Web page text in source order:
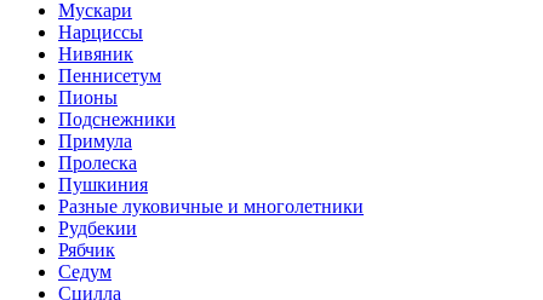
Мускари
Нарциссы
Нивяник
Пеннисетум
Пионы
Подснежники
Примула
Пролеска
Пушкиния
Разные луковичные и многолетники
Рудбекии
Рябчик
Седум
Сцилла